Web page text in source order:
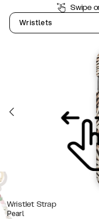
Swipe
Wristlets
Wristlet Strap
Pearl